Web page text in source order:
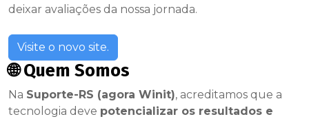
deixar avaliações da nossa jornada.
Visite o novo site.
🌐 Quem Somos
Na Suporte-RS (agora Winit), acreditamos que a
tecnologia deve potencializar os resultados e